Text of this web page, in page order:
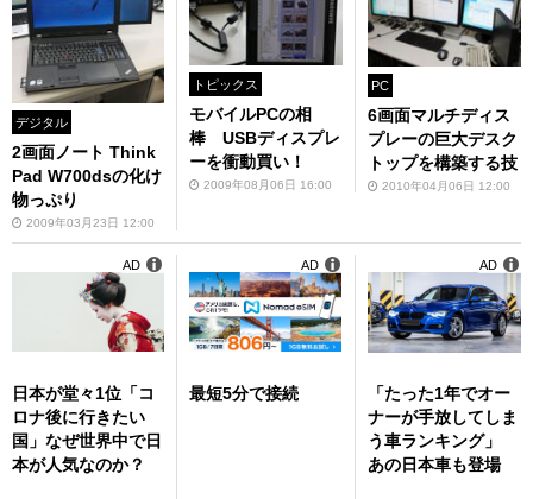
デジタル
2画面ノート Think
Pad W700dsの化け
物っぷり
2009年03月23日 12:00
トピックス
モバイルPCの相
棒 USBディスプレ
ーを衝動買い！
2009年08月06日 16:00
PC
6画面マルチディス
プレーの巨大デスク
トップを構築する技
2010年04月06日 12:00
日本が堂々1位「コ
ロナ後に行きたい
国」なぜ世界中で日
本が人気なのか？
AD
最短5分で接続
AD
「たった1年でオー
ナーが手放してしま
う車ランキング」
あの日本車も登場
AD